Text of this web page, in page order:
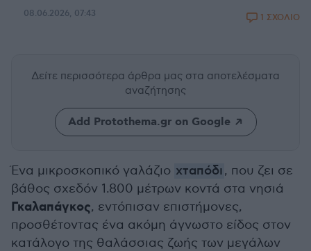
08.06.2026, 07:43 1 ΣΧΟΛΙΟ
Δείτε περισσότερα άρθρα μας στα αποτελέσματα
αναζήτησης
Add Protothema.gr on Google
Ένα μικροσκοπικό γαλάζιο χταπόδι, που ζει σε
βάθος σχεδόν 1.800 μέτρων κοντά στα νησιά
Γκαλαπάγκος, εντόπισαν επιστήμονες,
προσθέτοντας ένα ακόμη άγνωστο είδος στον
κατάλογο της θαλάσσιας ζωής των μεγάλων